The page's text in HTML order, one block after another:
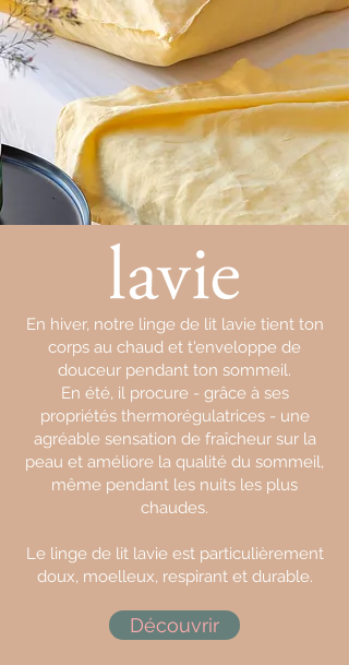
En hiver, notre linge de lit lavie tient ton
corps au chaud et t'enveloppe de
douceur pendant ton sommeil.
En été, il procure - grâce à ses
propriétés thermorégulatrices - une
agréable sensation de fraîcheur sur la
peau et améliore la qualité du sommeil,
même pendant les nuits les plus
chaudes.
Le linge de lit lavie est particulièrement
doux, moelleux, respirant et durable.
Découvrir